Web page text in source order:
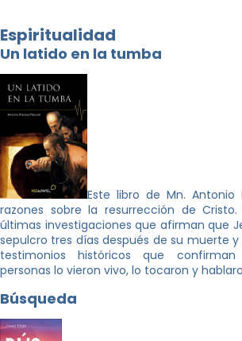
Espiritualidad
Un latido en la tumba
Este libro de Mn. Antonio
razones sobre la resurrección de
últimas investigaciones que afirman que
sepulcro tres días después de su muerte
testimonios históricos que
personas lo vieron vivo, lo tocaron y
Búsqueda